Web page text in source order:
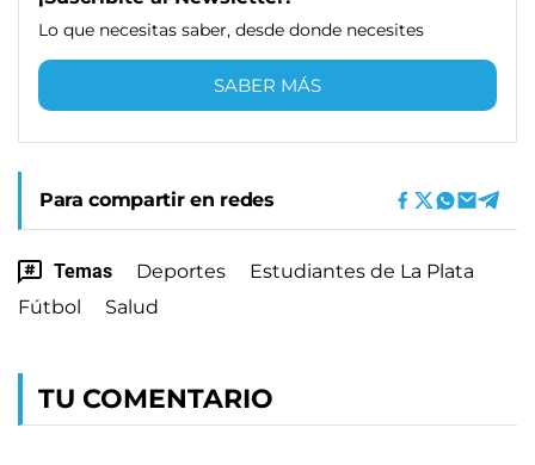
Lo que necesitas saber, desde donde necesites
SABER MÁS
Para compartir en redes
Temas Deportes
Estudiantes de La Plata
Fútbol
Salud
TU COMENTARIO